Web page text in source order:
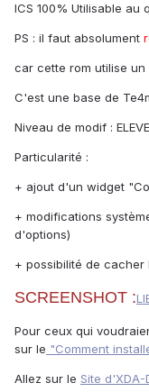
ICS 100% Utilisable au
PS : il faut absolument
car cette rom utilise
C'est une base de
Niveau de modif :
Particularité :
+ ajout d'un widget
+ modifications
d'options)
+ possibilité de cacher
SCREENSHOT :
Pour ceux qui
sur le "Comment
Allez sur le Site d'XDA-